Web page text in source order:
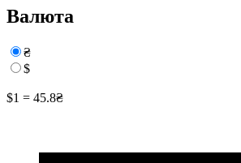
Валюта
₴
$
$1 = 45.8₴